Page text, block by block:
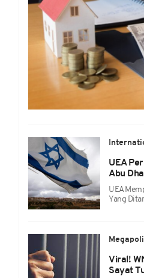
UEA
Abu
UEA
Yang
Viral!
Sayat